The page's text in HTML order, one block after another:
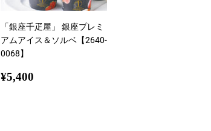
「銀座千疋屋」 銀座プレミ
アムアイス＆ソルベ【2640-
0068】
通
¥5,400